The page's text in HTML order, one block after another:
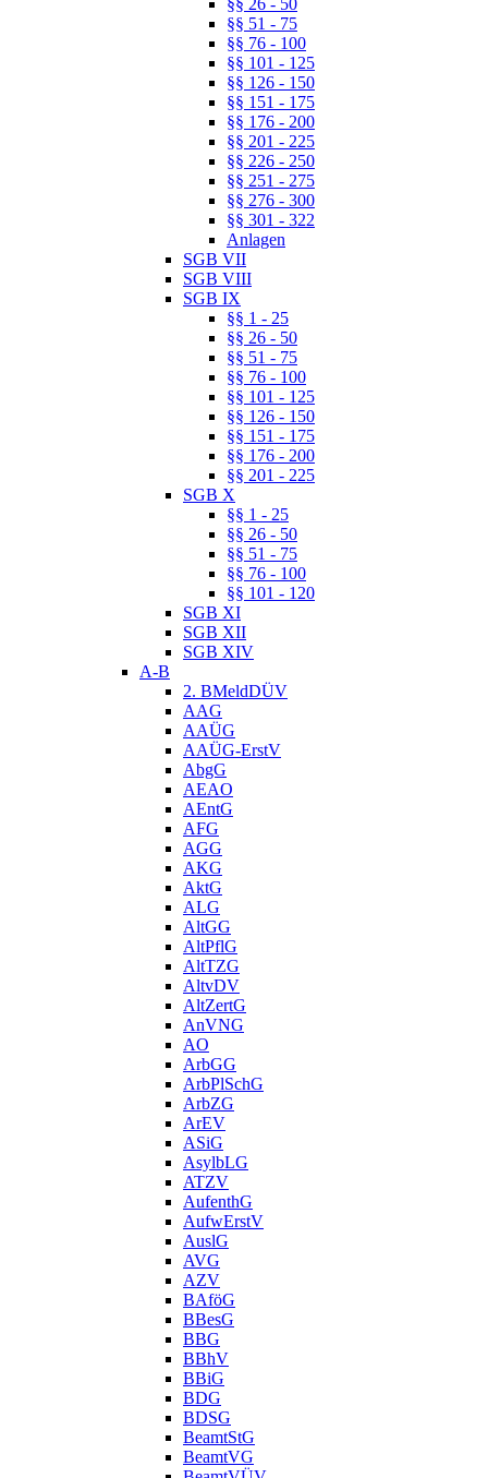
§§ 51 - 75
§§ 76 - 100
§§ 101 - 125
§§ 126 - 150
§§ 151 - 175
§§ 176 - 200
§§ 201 - 225
§§ 226 - 250
§§ 251 - 275
§§ 276 - 300
§§ 301 - 322
Anlagen
SGB VII
SGB VIII
SGB IX
§§ 1 - 25
§§ 26 - 50
§§ 51 - 75
§§ 76 - 100
§§ 101 - 125
§§ 126 - 150
§§ 151 - 175
§§ 176 - 200
§§ 201 - 225
SGB X
§§ 1 - 25
§§ 26 - 50
§§ 51 - 75
§§ 76 - 100
§§ 101 - 120
SGB XI
SGB XII
SGB XIV
A-B
2. BMeldDÜV
AAG
AAÜG
AAÜG-ErstV
AbgG
AEAO
AEntG
AFG
AGG
AKG
AktG
ALG
AltGG
AltPflG
AltTZG
AltvDV
AltZertG
AnVNG
AO
ArbGG
ArbPlSchG
ArbZG
ArEV
ASiG
AsylbLG
ATZV
AufenthG
AufwErstV
AuslG
AVG
AZV
BAföG
BBesG
BBG
BBhV
BBiG
BDG
BDSG
BeamtStG
BeamtVG